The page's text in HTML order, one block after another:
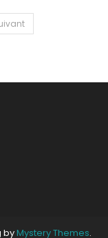
by Mystery Themes.